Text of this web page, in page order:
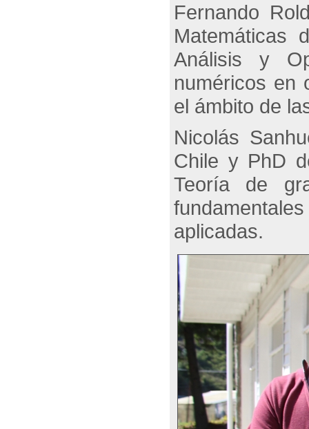
Fernando
Matemáticas
Análisis y
numéricos en
el ámbito de
Nicolás
Chile y PhD
Teoría de
aplicadas.